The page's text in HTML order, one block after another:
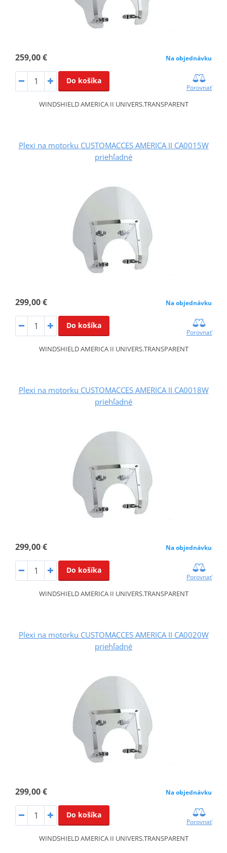
259,00 € Na objednávku
Do košíka
Porovnať
WINDSHIELD AMERICA II UNIVERS.TRANSPARENT
Plexi na motorku CUSTOMACCES AMERICA II CA0015W
priehľadné
299,00 € Na objednávku
Do košíka
Porovnať
WINDSHIELD AMERICA II UNIVERS.TRANSPARENT
Plexi na motorku CUSTOMACCES AMERICA II CA0018W
priehľadné
299,00 € Na objednávku
Do košíka
Porovnať
WINDSHIELD AMERICA II UNIVERS.TRANSPARENT
Plexi na motorku CUSTOMACCES AMERICA II CA0020W
priehľadné
299,00 € Na objednávku
Do košíka
Porovnať
WINDSHIELD AMERICA II UNIVERS.TRANSPARENT